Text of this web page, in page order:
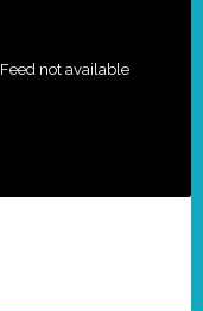
Feed not available